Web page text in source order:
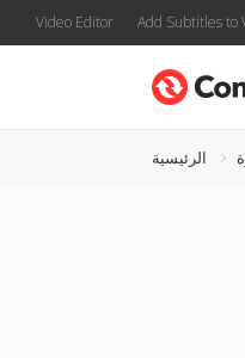
Video Editor Add Subtitles to
الرئيسية